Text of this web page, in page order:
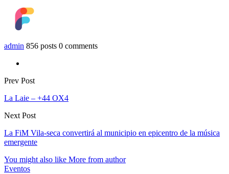
admin 856 posts 0 comments
Prev Post
La Laie – +44 OX4
Next Post
La FiM Vila-seca convertirá al municipio en epicentro de la música
emergente
You might also like More from author
Eventos